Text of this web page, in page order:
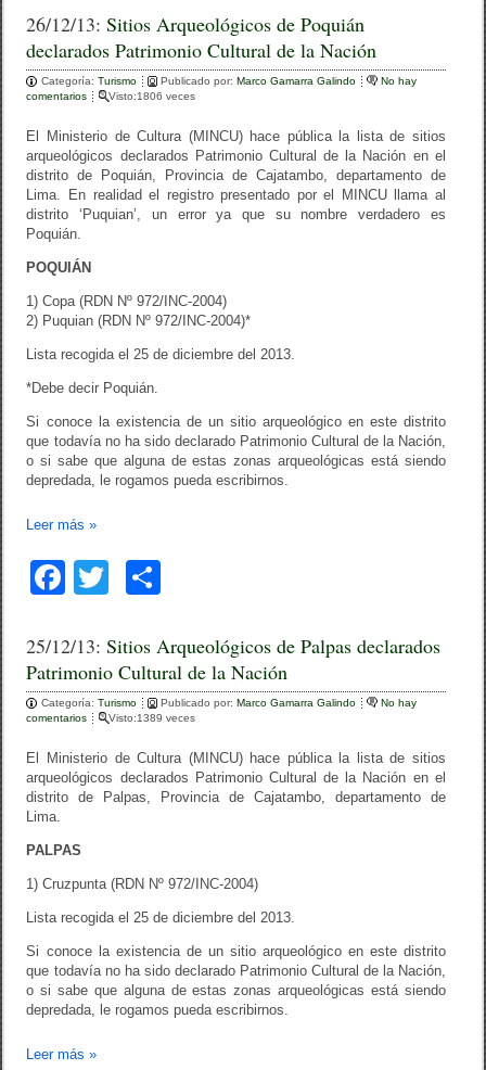
c
e
b
o
o
k
tt
er
m
p
ar
tir
26/12/13:Sitios Arqueológicos de Poquián
declarados Patrimonio Cultural de la Nación
Categoría:Turismo Publicado por:Marco Gamarra Galindo
No hay
comentarios
Visto:1806 veces
El Ministerio de Cultura (MINCU) hace pública la lista de sitios
arqueológicos declarados Patrimonio Cultural de la Nación en el
distrito de Poquián, Provincia de Cajatambo, departamento de
Lima. En realidad el registro presentado por el MINCU llama al
distrito ‘Puquian’, un error ya que su nombre verdadero es
Poquián.
POQUIÁN
1) Copa (RDN Nº 972/INC-2004)
2) Puquian (RDN Nº 972/INC-2004)*
Lista recogida el 25 de diciembre del 2013.
*Debe decir Poquián.
Si conoce la existencia de un sitio arqueológico en este distrito
que todavía no ha sido declarado Patrimonio Cultural de la Nación,
o si sabe que alguna de estas zonas arqueológicas está siendo
depredada, le rogamos pueda escribirnos.
Leer más»
F
c
e
b
o
o
T
tt
er
m
p
ar
tir
25/12/13:Sitios Arqueológicos de Palpas declarados
Patrimonio Cultural de la Nación
Categoría:Turismo Publicado por:Marco Gamarra Galindo
No hay
comentarios
Visto:1389 veces
El Ministerio de Cultura (MINCU) hace pública la lista de sitios
arqueológicos declarados Patrimonio Cultural de la Nación en el
distrito de Palpas, Provincia de Cajatambo, departamento de
Lima.
PALPAS
1) Cruzpunta (RDN Nº 972/INC-2004)
Lista recogida el 25 de diciembre del 2013.
Si conoce la existencia de un sitio arqueológico en este distrito
que todavía no ha sido declarado Patrimonio Cultural de la Nación,
o si sabe que alguna de estas zonas arqueológicas está siendo
depredada, le rogamos pueda escribirnos.
Leer más»